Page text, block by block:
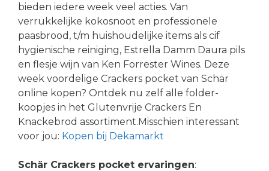
bieden iedere week veel acties. Van
verrukkelijke kokosnoot en professionele
paasbrood, t/m huishoudelijke items als cif
hygienische reiniging, Estrella Damm Daura pils
en flesje wijn van Ken Forrester Wines. Deze
week voordelige Crackers pocket van Schär
online kopen? Ontdek nu zelf alle folder-
koopjes in het Glutenvrije Crackers En
Knackebrod assortiment.Misschien interessant
voor jou: Kopen bij Dekamarkt
Schär Crackers pocket ervaringen: